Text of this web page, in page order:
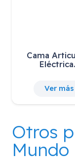
Cama
Ver más
Otros